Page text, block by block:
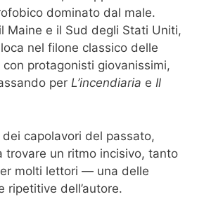
dominato dal male.
Maine e il Sud degli Stati Uniti,
nel filone classico delle
protagonisti giovanissimi,
per L’incendiaria e Il
capolavori del passato,
trovare un ritmo incisivo, tanto
molti lettori — una delle
ripetitive dell’autore.